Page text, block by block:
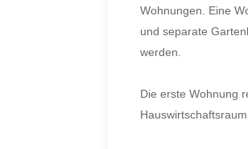
Wohnungen. Eine
und separate
werden.
Die erste Wohnung